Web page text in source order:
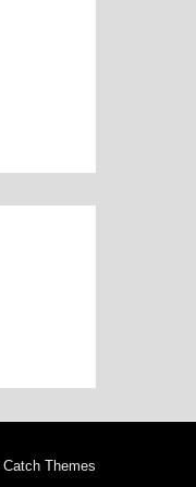
Catch Themes